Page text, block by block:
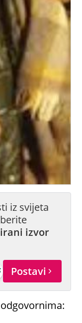
iz svijeta
izvor
Postavi